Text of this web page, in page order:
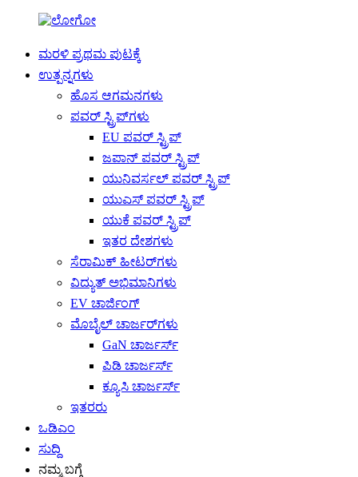
ಮರಳಿ ಪ್ರಥಮ ಪುಟಕ್ಕೆ
ಉತ್ಪನ್ನಗಳು
ಹೊಸ ಆಗಮನಗಳು
ಪವರ್ ಸ್ಟ್ರಿಪ್‌ಗಳು
EU ಪವರ್ ಸ್ಟ್ರಿಪ್
ಜಪಾನ್ ಪವರ್ ಸ್ಟ್ರಿಪ್
ಯುನಿವರ್ಸಲ್ ಪವರ್ ಸ್ಟ್ರಿಪ್
ಯುಎಸ್ ಪವರ್ ಸ್ಟ್ರಿಪ್
ಯುಕೆ ಪವರ್ ಸ್ಟ್ರಿಪ್
ಇತರ ದೇಶಗಳು
ಸೆರಾಮಿಕ್ ಹೀಟರ್‌ಗಳು
ವಿದ್ಯುತ್ ಅಭಿಮಾನಿಗಳು
EV ಚಾರ್ಜಿಂಗ್
ಮೊಬೈಲ್ ಚಾರ್ಜರ್‌ಗಳು
GaN ಚಾರ್ಜರ್ಸ್
ಪಿಡಿ ಚಾರ್ಜರ್ಸ್
ಕ್ಯೂಸಿ ಚಾರ್ಜರ್ಸ್
ಇತರರು
ಒಡಿಎಂ
ಸುದ್ದಿ
ನಮ್ಮ ಬಗ್ಗೆ